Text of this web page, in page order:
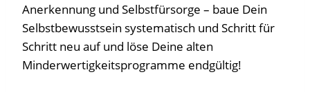
Anerkennung und Selbstfürsorge – baue Dein
Selbstbewusstsein systematisch und Schritt für
Schritt neu auf und löse Deine alten
Minderwertigkeitsprogramme endgültig!